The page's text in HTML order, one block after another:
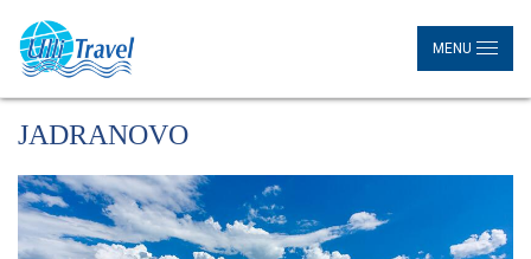
MENU
JADRANOVO